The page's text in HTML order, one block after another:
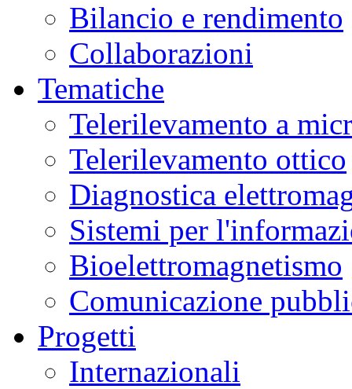
Bilancio e rendimento
Collaborazioni
Tematiche
Telerilevamento a
Telerilevamento ottico
Diagnostica
Sistemi per
Bioelettromagnetismo
Comunicazione
Progetti
Internazionali